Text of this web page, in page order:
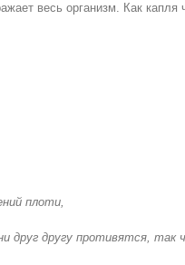
весь организм. Как
плоти,
друг другу противятся,